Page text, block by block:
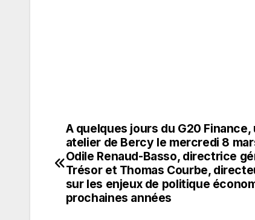
Navigation
de
l’article
A quelques jours du G20 Finance,
atelier de Bercy le mercredi 8
Odile Renaud-Basso, directrice
Trésor et Thomas Courbe,
sur les enjeux de politique
prochaines années